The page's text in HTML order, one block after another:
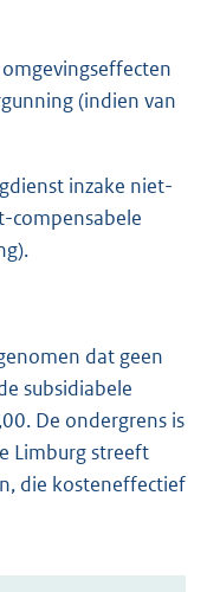
(indien van
inzake niet-
compensabele
dat geen
subsidiabele
De ondergrens is
Limburg streeft
die kosteneffectief